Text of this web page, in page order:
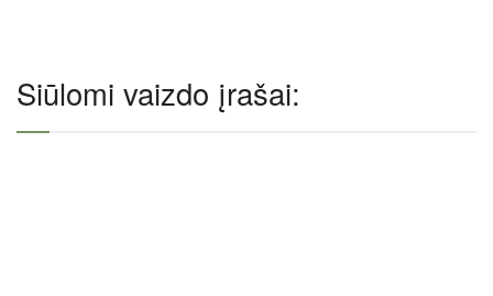
Siūlomi vaizdo įrašai: